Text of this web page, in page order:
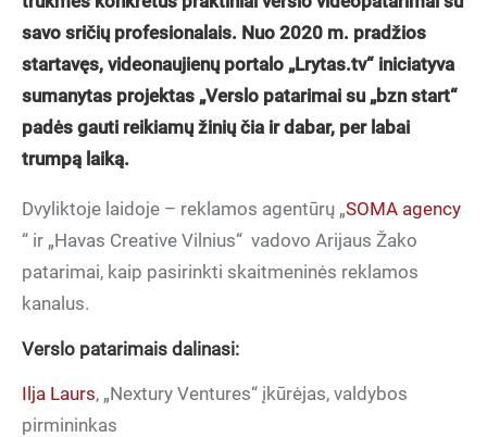
savo sričių profesionalais. Nuo 2020 m. pradžios
startavęs, videonaujienų portalo „Lrytas.tv“ iniciatyva
sumanytas projektas „Verslo patarimai su „bzn start“
padės gauti reikiamų žinių čia ir dabar, per labai
trumpą laiką.
Dvyliktoje laidoje – reklamos agentūrų „SOMA agency
“ ir „Havas Creative Vilnius“ vadovo Arijaus Žako
patarimai, kaip pasirinkti skaitmeninės reklamos
kanalus.
Verslo patarimais dalinasi:
Ilja Laurs, „Nextury Ventures“ įkūrėjas, valdybos
pirmininkas